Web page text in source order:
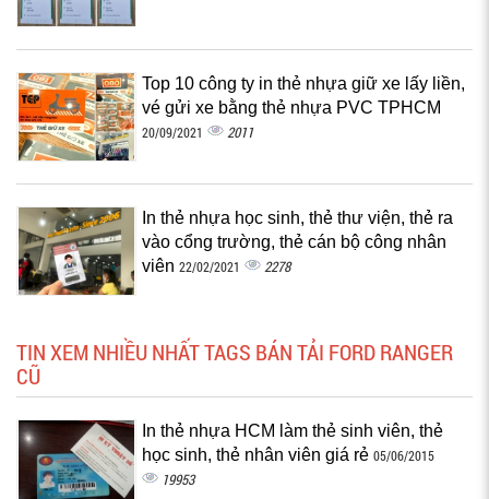
Top 10 công ty in thẻ nhựa giữ xe lấy liền,
vé gửi xe bằng thẻ nhựa PVC TPHCM
20/09/2021 2011
In thẻ nhựa học sinh, thẻ thư viện, thẻ ra
vào cổng trường, thẻ cán bộ công nhân
viên 22/02/2021 2278
TIN XEM NHIỀU NHẤT TAGS BÁN TẢI FORD RANGER
CŨ
In thẻ nhựa HCM làm thẻ sinh viên, thẻ
học sinh, thẻ nhân viên giá rẻ 05/06/2015
19953